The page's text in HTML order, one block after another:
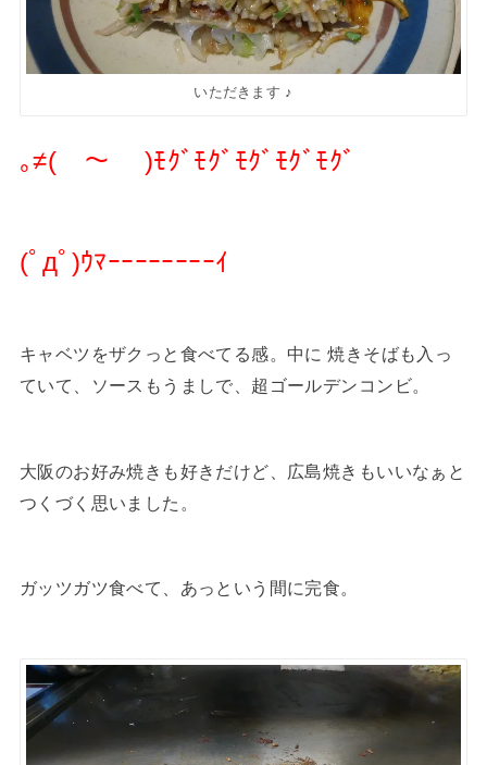
いただきます ♪
｡≠(￣～￣ )ﾓｸﾞﾓｸﾞﾓｸﾞﾓｸﾞﾓｸﾞ
(ﾟдﾟ)ｳﾏｰｰｰｰｰｰｰｰｲ
キャベツをザクっと食べてる感。中に 焼きそばも入っ
ていて、ソースもうましで、超ゴールデンコンビ。
大阪のお好み焼きも好きだけど、広島焼きもいいなぁと
つくづく思いました。
ガッツガツ食べて、あっという間に完食。